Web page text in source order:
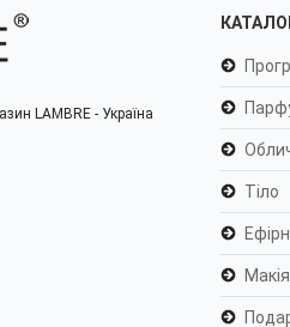
LAMBRE - Україна
Тіло